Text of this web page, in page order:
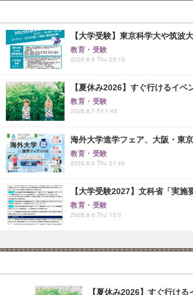
【大学受験】東京科学大や筑波
教育・受験
2026.8.6 Thu 23:15
【夏休み2026】すぐ行けるイ
教育・受験
2026.8.7 Fri 1:45
海外大学進学フェア、大阪・東
教育・受験
2026.8.6 Thu 21:45
【大学受験2027】文科省「実
教育・受験
2026.8.6 Thu 19:0
【夏休み2026】すぐ行け